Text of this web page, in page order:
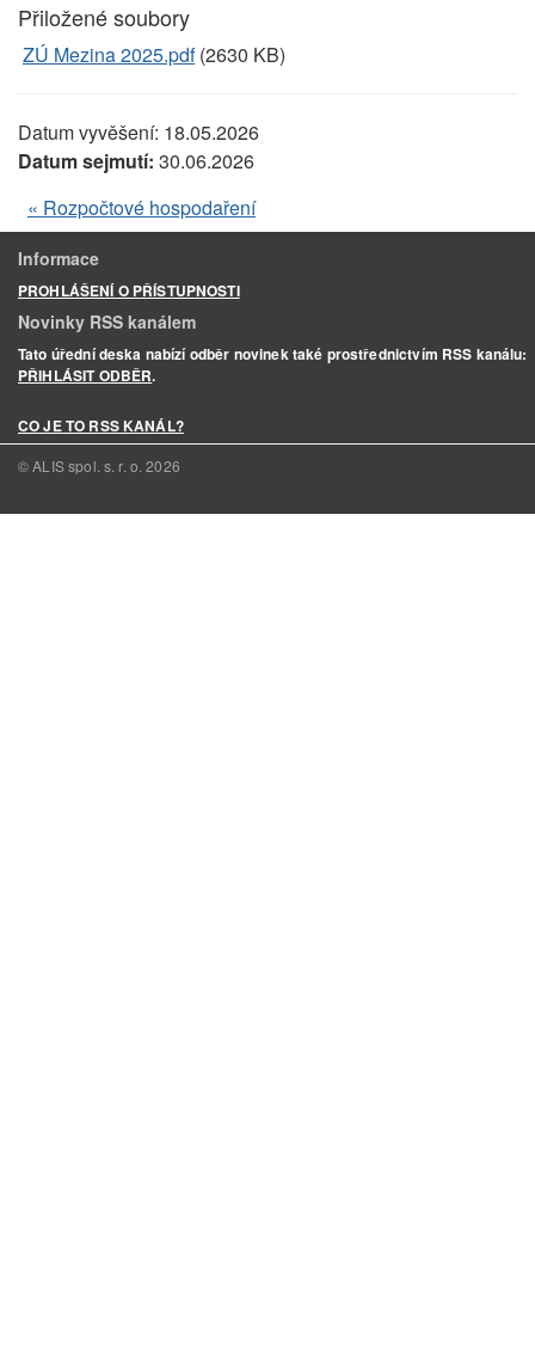
Přiložené soubory
ZÚ Mezina 2025.pdf(2630 KB)
Datum vyvěšení: 18.05.2026
Datum sejmutí: 30.06.2026
« Rozpočtové hospodaření
Informace
PROHLÁŠENÍ O PŘÍSTUPNOSTI
Novinky RSS kanálem
Tato úřední deska nabízí odběr novinek také prostřednictvím RSS kanálu:
PŘIHLÁSIT ODBĚR.
CO JE TO RSS KANÁL?
© ALIS spol. s. r. o.2026